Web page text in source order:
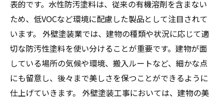
表的です。水性防汚塗料は、従来の有機溶剤を含まない
ため、低VOCなど環境に配慮した製品として注目されて
います。 外壁塗装業では、建物の種類や状況に応じて適
切な防汚性塗料を使い分けることが重要です。建物が面
している場所の気候や環境、搬入ルートなど、細かな点
にも留意し、後々まで美しさを保つことができるように
仕上げていきます。 外壁塗装工事においては、建物の美